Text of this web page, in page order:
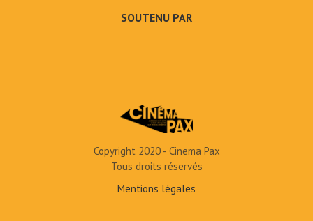
SOUTENU PAR
Copyright 2020 - Cinema Pax
Tous droits réservés
Mentions légales